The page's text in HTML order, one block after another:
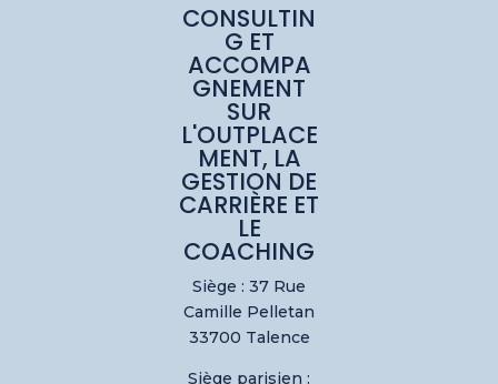
CONSULTIN
G ET
ACCOMPA
GNEMENT
SUR
L'OUTPLACE
MENT, LA
GESTION DE
CARRIÈRE ET
LE
COACHING
Siège : 37 Rue
Camille Pelletan
33700 Talence
Siège parisien :